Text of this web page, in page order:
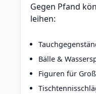
Gegen Pfand
leihen:
Bälle &
Figuren für